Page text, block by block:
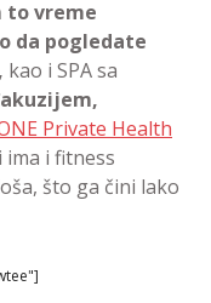
to vreme
da pogledate
, kao i SPA sa
Private Health
ima i fitness
što ga čini lako